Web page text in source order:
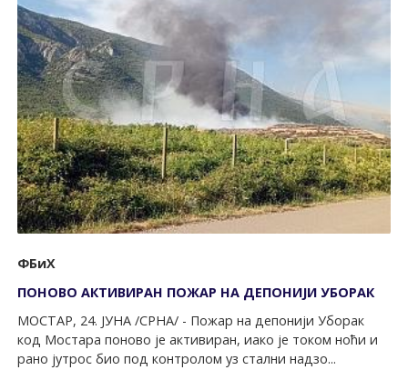
ФБиХ
ПОНОВО АКTИВИРАН ПОЖАР НА ДЕПОНИЈИ УБОРАК
МОСТАР, 24. ЈУНА /СРНА/ - Пожар на депонији Уборак
код Мостара поново је активиран, иако је током ноћи и
рано јутрос био под контролом уз стални надзо...